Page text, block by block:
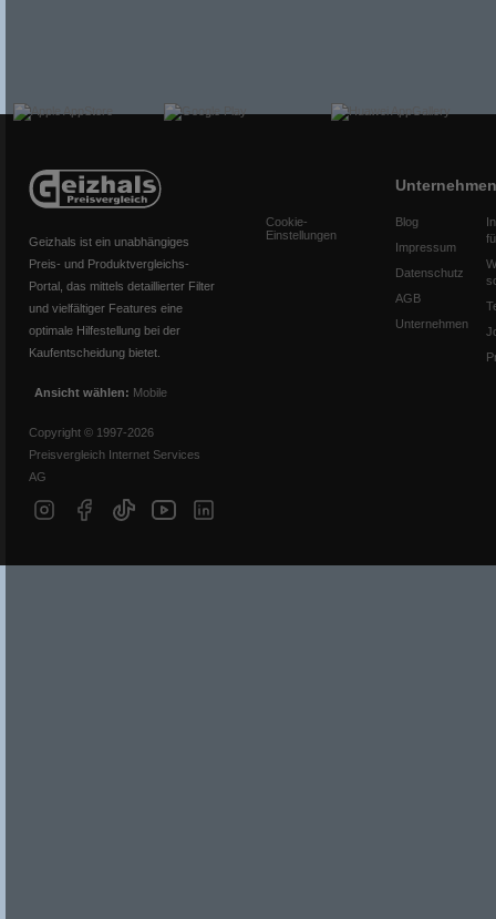
Geizhals ist ein unabhängiges
Preis- und Produktvergleichs-
Portal, das mittels detaillierter Filter
und vielfältiger Features eine
optimale Hilfestellung bei der
Kaufentscheidung bietet.
Ansicht wählen: Mobile
Copyright © 1997-2026
Preisvergleich Internet Services
AG
Cookie-
Einstellungen
Unternehmen
Blog
Impressum
Datenschutz
AGB
Unternehmen